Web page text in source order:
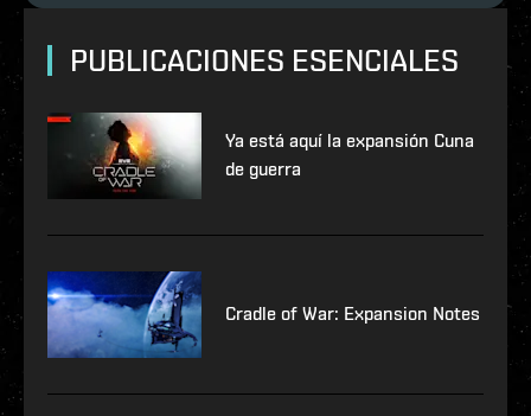
PUBLICACIONES ESENCIALES
Ya está aquí la expansión Cuna
de guerra
Cradle of War: Expansion Notes